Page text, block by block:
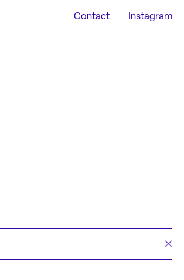
Contact Instagram